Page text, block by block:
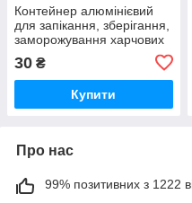
Контейнер алюмінієвий
для запікання, зберігання,
заморожування харчових
(144*119*47,5 мм)
упаковка 5 штук ( без
30 ₴
Купити
Про нас
99% позитивних з 1222